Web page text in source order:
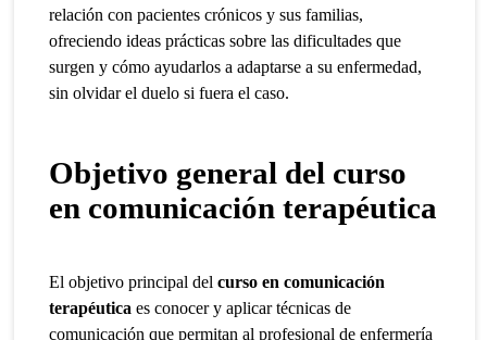
relación con pacientes crónicos y sus familias,
ofreciendo ideas prácticas sobre las dificultades que
surgen y cómo ayudarlos a adaptarse a su enfermedad,
sin olvidar el duelo si fuera el caso.
Objetivo general del curso
en comunicación terapéutica
El objetivo principal delcurso en comunicación
terapéutica es conocer y aplicar técnicas de
comunicación que permitan al profesional de enfermería